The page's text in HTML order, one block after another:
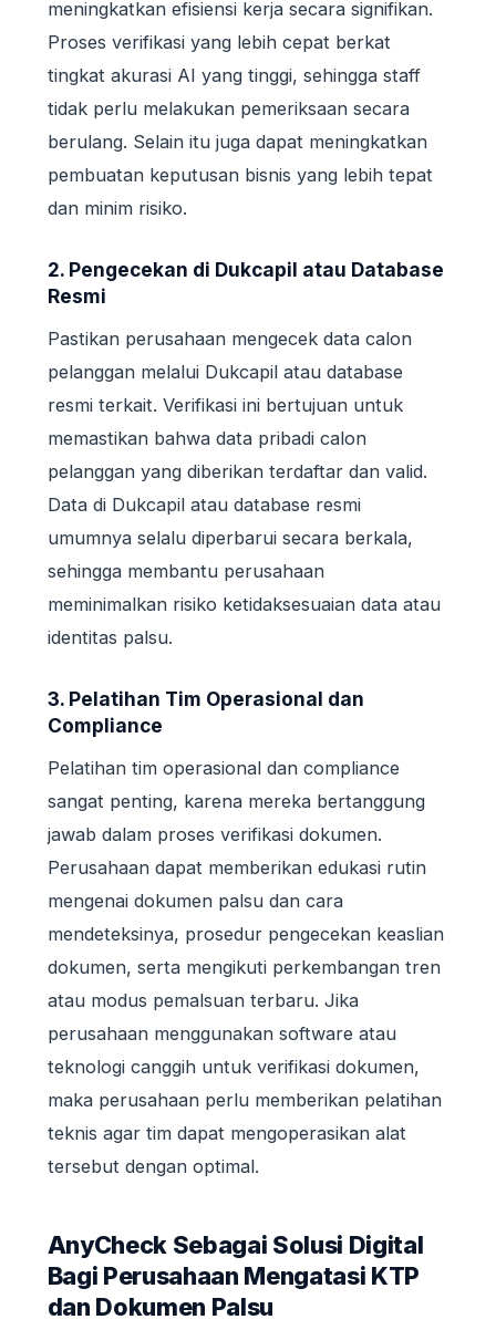
meningkatkan efisiensi kerja secara signifikan.
Proses verifikasi yang lebih cepat berkat
tingkat akurasi AI yang tinggi, sehingga staff
tidak perlu melakukan pemeriksaan secara
berulang. Selain itu juga dapat meningkatkan
pembuatan keputusan bisnis yang lebih tepat
dan minim risiko.
2. Pengecekan di Dukcapil atau Database
Resmi
Pastikan perusahaan mengecek data calon
pelanggan melalui Dukcapil atau database
resmi terkait. Verifikasi ini bertujuan untuk
memastikan bahwa data pribadi calon
pelanggan yang diberikan terdaftar dan valid.
Data di Dukcapil atau database resmi
umumnya selalu diperbarui secara berkala,
sehingga membantu perusahaan
meminimalkan risiko ketidaksesuaian data atau
identitas palsu.
3. Pelatihan Tim Operasional dan
Compliance
Pelatihan tim operasional dan compliance
sangat penting, karena mereka bertanggung
jawab dalam proses verifikasi dokumen.
Perusahaan dapat memberikan edukasi rutin
mengenai dokumen palsu dan cara
mendeteksinya, prosedur pengecekan keaslian
dokumen, serta mengikuti perkembangan tren
atau modus pemalsuan terbaru. Jika
perusahaan menggunakan software atau
teknologi canggih untuk verifikasi dokumen,
maka perusahaan perlu memberikan pelatihan
teknis agar tim dapat mengoperasikan alat
tersebut dengan optimal.
AnyCheck Sebagai Solusi Digital
Bagi Perusahaan Mengatasi KTP
dan Dokumen Palsu